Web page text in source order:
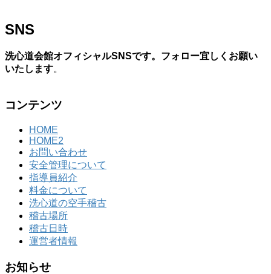
SNS
洗心道会館オフィシャルSNSです。フォロー宜しくお願い
いたします。
コンテンツ
HOME
HOME2
お問い合わせ
安全管理について
指導員紹介
料金について
洗心道の空手稽古
稽古場所
稽古日時
運営者情報
お知らせ